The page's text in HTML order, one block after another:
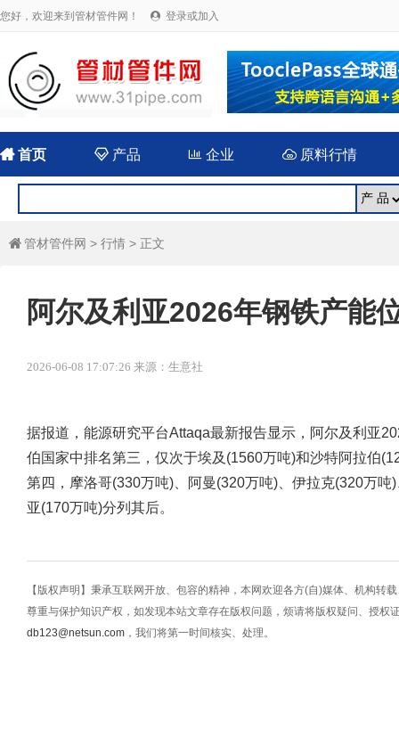
您好，欢迎来到管材管件网！  登录或加入
首页 产品  企业 原料行情
 管材管件网 > 行情 > 正文
阿尔及利亚2026年钢铁产能
2026-06-08 17:07:26 来源：生意社
据报道，能源研究平台Attaqa最新报告显示，阿尔及利亚
伯国家中排名第三，仅次于埃及(1560万吨)和沙特阿拉伯
第四，摩洛哥(330万吨)、阿曼(320万吨)、伊拉克(320万
亚(170万吨)分列其后。
【版权声明】秉承互联网开放、包容的精神，本网欢迎各方(自)媒体、机构转
尊重与保护知识产权，如发现本站文章存在版权问题，烦请将版权疑问、授权
db123@netsun.com ，我们将第一时间核实、处理。